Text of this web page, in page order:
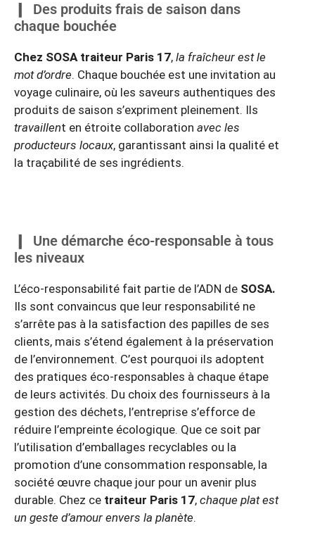
Des produits frais de saison dans
chaque bouchée
Chez SOSA traiteur Paris 17, la fraîcheur est le
mot d’ordre. Chaque bouchée est une invitation au
voyage culinaire, où les saveurs authentiques des
produits de saison s’expriment pleinement. Ils
travaillent en étroite collaboration avec les
producteurs locaux, garantissant ainsi la qualité et
la traçabilité de ses ingrédients.
Une démarche éco-responsable à tous
les niveaux
L’éco-responsabilité fait partie de l’ADN de SOSA.
Ils sont convaincus que leur responsabilité ne
s’arrête pas à la satisfaction des papilles de ses
clients, mais s’étend également à la préservation
de l’environnement. C’est pourquoi ils adoptent
des pratiques éco-responsables à chaque étape
de leurs activités. Du choix des fournisseurs à la
gestion des déchets, l’entreprise s’efforce de
réduire l’empreinte écologique. Que ce soit par
l’utilisation d’emballages recyclables ou la
promotion d’une consommation responsable, la
société œuvre chaque jour pour un avenir plus
durable. Chez ce traiteur Paris 17, chaque plat est
un geste d’amour envers la planète.